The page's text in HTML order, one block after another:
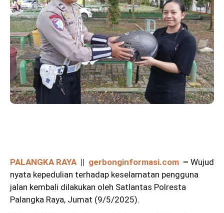
PALANGKA RAYA || gerbonginformasi.com – Wujud
nyata kepedulian terhadap keselamatan pengguna
jalan kembali dilakukan oleh Satlantas Polresta
Palangka Raya, Jumat (9/5/2025).